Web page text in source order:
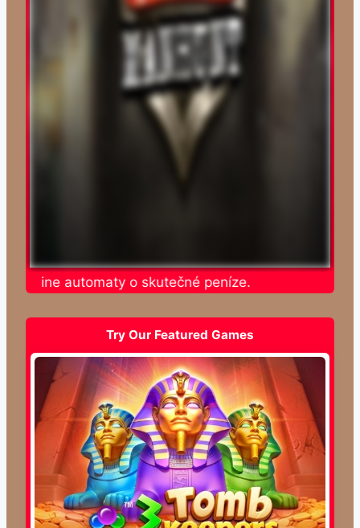
automaty o skutečné peníze.
Try Our Featured Games